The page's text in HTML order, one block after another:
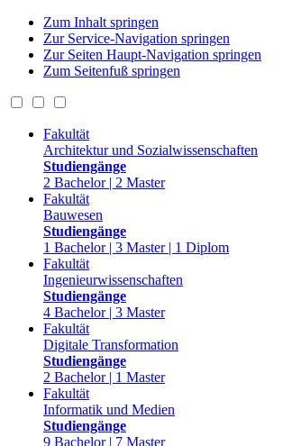
Zum Inhalt springen
Zur Service-Navigation springen
Zur Seiten Haupt-Navigation springen
Zum Seitenfuß springen
Fakultät
Architektur und Sozialwissenschaften
Studiengänge
2 Bachelor | 2 Master
Fakultät
Bauwesen
Studiengänge
1 Bachelor | 3 Master | 1 Diplom
Fakultät
Ingenieurwissenschaften
Studiengänge
4 Bachelor | 3 Master
Fakultät
Digitale Transformation
Studiengänge
2 Bachelor | 1 Master
Fakultät
Informatik und Medien
Studiengänge
9 Bachelor | 7 Master